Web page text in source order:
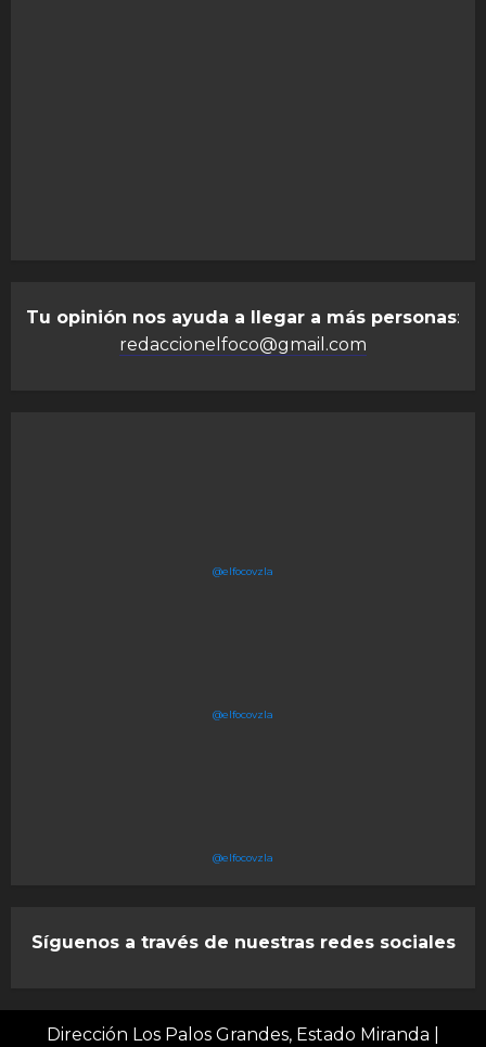
Tu opinión nos ayuda a llegar a más personas:
redaccionelfoco@gmail.com
@elfocovzla
@elfocovzla
@elfocovzla
Síguenos a través de nuestras redes sociales
Dirección Los Palos Grandes, Estado Miranda